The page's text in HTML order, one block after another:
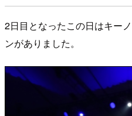
2日目となったこの日はキー
ンがありました。